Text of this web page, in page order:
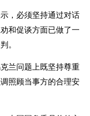
，必须坚持通过对话
和促谈方面已做了一
。
兰问题上既坚持尊重
照顾当事方的合理安